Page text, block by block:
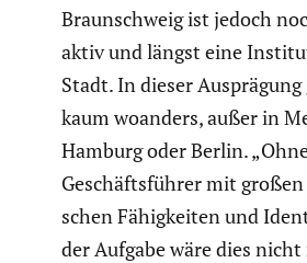
Braun­schweig ist jedoch
aktiv und längst eine
Stadt. In dieser Ausprä­gung
kaum woanders, außer in
Hamburg oder Berlin.
Geschäfts­führer mit
schen Fähig­keiten und
der Aufgabe wäre dies